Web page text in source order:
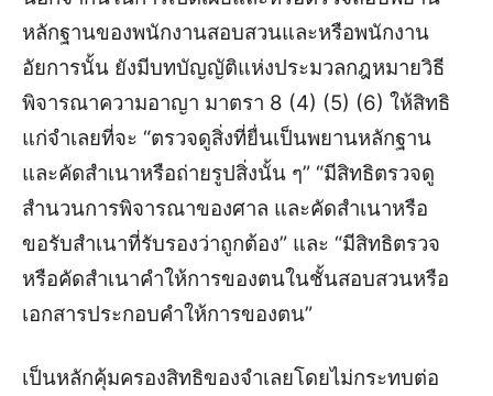
หลักฐานของพนักงานสอบสวนและหรือพนักงาน
อัยการนั้น ยังมีบทบัญญัติแห่งประมวลกฎหมายวิธี
พิจารณาความอาญา มาตรา 8 (4) (5) (6) ให้สิทธิ
แก่จำเลยที่จะ “ตรวจดูสิ่งที่ยื่นเป็นพยานหลักฐาน
และคัดสำเนาหรือถ่ายรูปสิ่งนั้น ๆ” “มีสิทธิตรวจดู
สำนวนการพิจารณาของศาล และคัดสำเนาหรือ
ขอรับสำเนาที่รับรองว่าถูกต้อง” และ “มีสิทธิตรวจ
หรือคัดสำเนาคำให้การของตนในชั้นสอบสวนหรือ
เอกสารประกอบคำให้การของตน”
เป็นหลักคุ้มครองสิทธิของจำเลยโดยไม่กระทบต่อ